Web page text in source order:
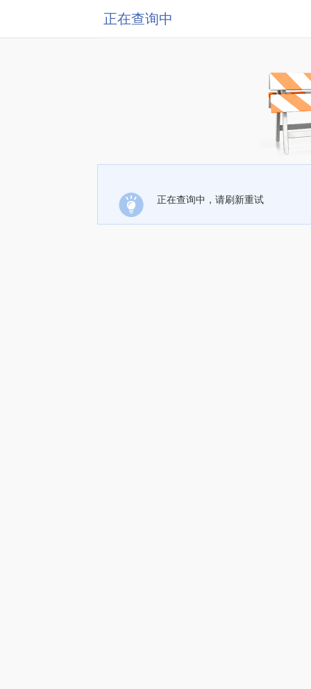
正在查询中
正在查询中，请刷新重试